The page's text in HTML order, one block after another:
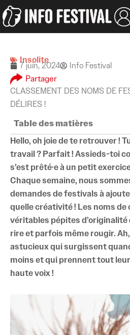
Aller
au
contenu
Insolite
7 juin, 2024
Info Festival
Partager
CLASSEMENT DES NOMS DE
DÉLIRES !
Table des matières
Hello, oh joie de te retrouver !
travail ? Parfait ! Assieds-toi
s’est prêté·e à un petit
Chaque semaine, nous
demandes de festivals à
quelle créativité ! Les noms
véritables pépites
rire et parfois même rougir.
astucieux qui surgissent
moins et qui prennent tout
haute voix !